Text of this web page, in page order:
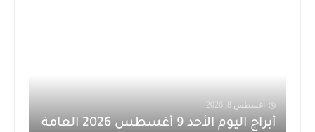
أغسطس 8, 2026
أبراج اليوم الأحد 9 أغسطس 2026 العامة